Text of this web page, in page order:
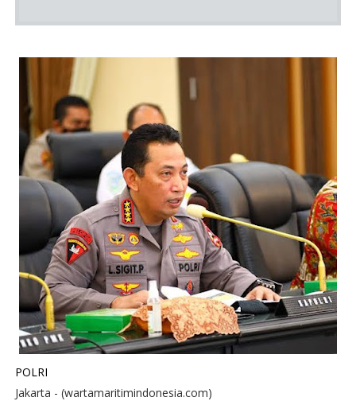
POLRI
Jakarta - (wartamaritimindonesia.com)